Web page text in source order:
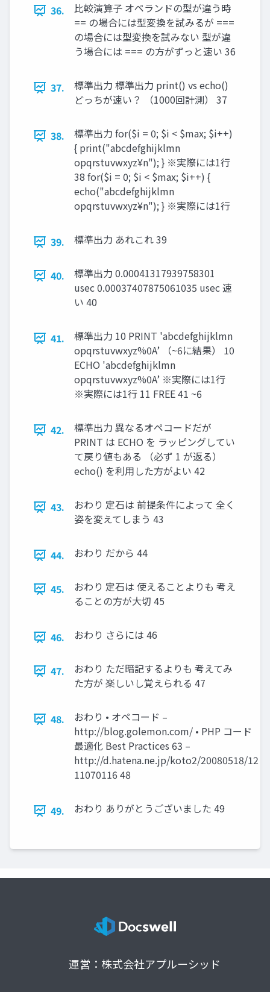
36.
比較演算子 オペランドの型が違う時
== の場合には型変換を試みるが ===
の場合には型変換を試みない 型が違
う場合には === の方がずっと速い 36
37.
標準出力 標準出力 print() vs echo()
どっちが速い？ （1000回計測） 37
38.
標準出力 for($i = 0; $i < $max; $i++)
{ print("abcdefghijklmn
opqrstuvwxyz¥n"); } ※実際には1行
38 for($i = 0; $i < $max; $i++) {
echo("abcdefghijklmn
opqrstuvwxyz¥n"); } ※実際には1行
39. 標準出力 あれこれ 39
40.
標準出力 0.00041317939758301
usec 0.00037407875061035 usec 速
い 40
41.
標準出力 10 PRINT 'abcdefghijklmn
opqrstuvwxyz%0A’ （~6に結果） 10
ECHO 'abcdefghijklmn
opqrstuvwxyz%0A’ ※実際には1行
※実際には1行 11 FREE 41 ~6
42.
標準出力 異なるオペコードだが
PRINT は ECHO を ラッピングしてい
て戻り値もある （必ず 1 が返る）
echo() を利用した方がよい 42
43.
おわり 定石は 前提条件によって 全く
姿を変えてしまう 43
44. おわり だから 44
45.
おわり 定石は 使えることよりも 考え
ることの方が大切 45
46. おわり さらには 46
47.
おわり ただ暗記するよりも 考えてみ
た方が 楽しいし覚えられる 47
48.
おわり • オペコード –
http://blog.golemon.com/ • PHP コード
最適化 Best Practices 63 –
http://d.hatena.ne.jp/koto2/20080518/12
11070116 48
49. おわり ありがとうございました 49
運営：株式会社アプルーシッド